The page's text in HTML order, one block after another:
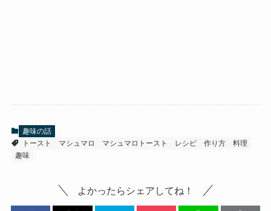
趣味の話
トースト
マシュマロ マシュマロトースト レシピ 作り方
料理
趣味
よかったらシェアしてね！